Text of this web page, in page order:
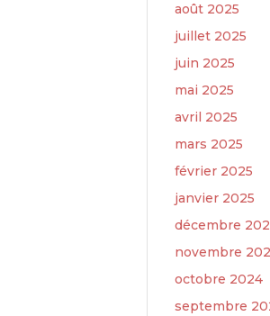
août 2025
juillet 2025
juin 2025
mai 2025
avril 2025
mars 2025
février 2025
janvier 2025
décembre
novembre
octobre 2024
septembre